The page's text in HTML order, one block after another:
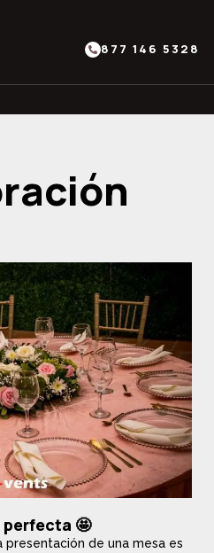
877 146 5328
perfecta 🤩
presentación de una mesa es